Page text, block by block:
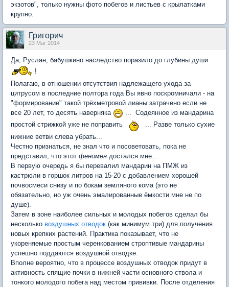
экзотов", только нужны фото побегов и листьев с крылатками
крупно.
Григорич
23 Mar 2014
Да, Руслан, бабушкино наследство поразило до глубины души
!
Полагаю, в отношении отсутствия надлежащего ухода за
цитрусом в последние полтора года Вы явно поскромничали - на
"формирование" такой трёхметровой лианы затрачено если не
все 20 лет, то десять наверняка
... Содеянное из мандарина
простой стрижкой уже не поправить
... Разве только сухие
нижние ветви слева убрать...
Честно признаться, не знал что и посоветовать, пока не
представил, что этот феномен достался мне...
В первую очередь я бы перевалил мандарин на ПМЖ из
кастрюли в горшок литров на 15-20 с добавлением хорошей
почвосмеси снизу и по бокам земляного кома (это не
обязательно, но уж очень эмалированные ёмкости мне не по
душе).
Затем в зоне наиболее сильных и молодых побегов сделал бы
несколько воздушных отводок (как минимум три) для получения
новых крепких растений. Практика показывает, что не
укореняемые простым черенкованием строптивые мандарины
успешно поддаются воздушной отводке.
Вполне вероятно, что в процессе воздушных отводок придут в
активность спящие почки в нижней части основного ствола и
тонкого молодого побега над местом прививки. После отделения